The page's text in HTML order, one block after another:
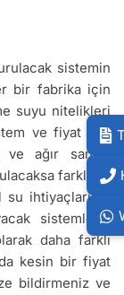
sistemin
bir fabrika için
suyu nitelikleri
ve fiyat söz
ağır sanayi
farklı bir
ihtiyaçlarının
sistemlerin
daha farklı
kesin bir fiyat
bildirmeniz ve